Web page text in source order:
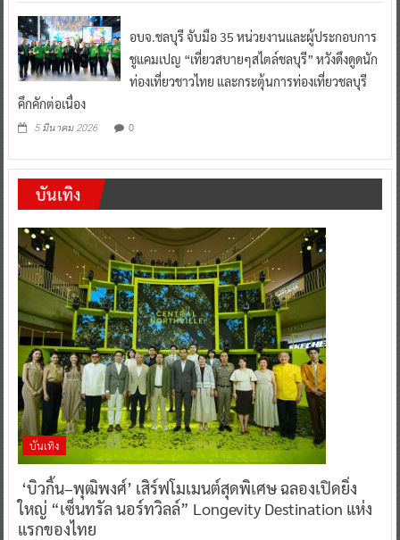
อบจ.ชลบุรี จับมือ 35 หน่วยงานและผู้ประกอบการ
ชูแคมเปญ “เที่ยวสบายๆสไตล์ชลบุรี” หวังดึงดูดนัก
ท่องเที่ยวชาวไทย และกระตุ้นการท่องเที่ยวชลบุรี
คึกคักต่อเนื่อง
5 มีนาคม 2026 0
บันเทิง
บันเทิง
‘บิวกิ้น–พุฒิพงศ์’ เสิร์ฟโมเมนต์สุดพิเศษ ฉลองเปิดยิ่ง
ใหญ่ “เซ็นทรัล นอร์ทวิลล์” Longevity Destination แห่ง
แรกของไทย